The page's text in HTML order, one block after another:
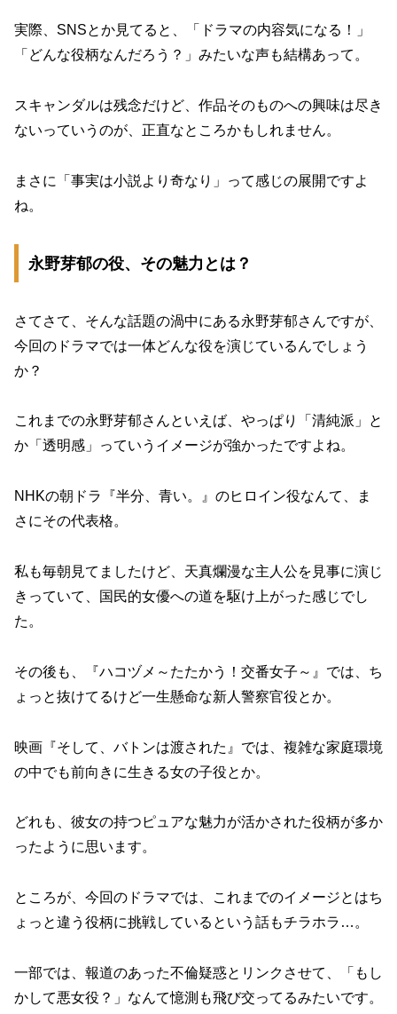
実際、SNSとか見てると、「ドラマの内容気になる！」
「どんな役柄なんだろう？」みたいな声も結構あって。
スキャンダルは残念だけど、作品そのものへの興味は尽き
ないっていうのが、正直なところかもしれません。
まさに「事実は小説より奇なり」って感じの展開ですよ
ね。
永野芽郁の役、その魅力とは？
さてさて、そんな話題の渦中にある永野芽郁さんですが、
今回のドラマでは一体どんな役を演じているんでしょう
か？
これまでの永野芽郁さんといえば、やっぱり「清純派」と
か「透明感」っていうイメージが強かったですよね。
NHKの朝ドラ『半分、青い。』のヒロイン役なんて、ま
さにその代表格。
私も毎朝見てましたけど、天真爛漫な主人公を見事に演じ
きっていて、国民的女優への道を駆け上がった感じでし
た。
その後も、『ハコヅメ～たたかう！交番女子～』では、ち
ょっと抜けてるけど一生懸命な新人警察官役とか。
映画『そして、バトンは渡された』では、複雑な家庭環境
の中でも前向きに生きる女の子役とか。
どれも、彼女の持つピュアな魅力が活かされた役柄が多か
ったように思います。
ところが、今回のドラマでは、これまでのイメージとはち
ょっと違う役柄に挑戦しているという話もチラホラ…。
一部では、報道のあった不倫疑惑とリンクさせて、「もし
かして悪女役？」なんて憶測も飛び交ってるみたいです。